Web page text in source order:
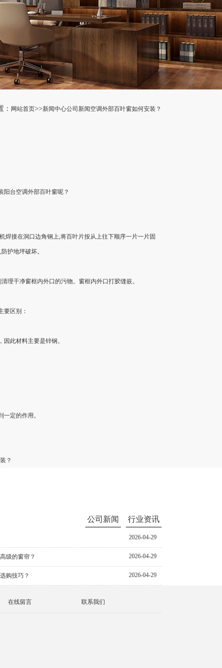
： 网站首页>>新闻中心公司新闻空调外部百叶窗如何安装？
阳台空调外部百叶窗呢？
焊接在洞口边角钢上,将百叶片按从上往下顺序一片一片固
护地坪破坏。
理干净窗框内外口的污物。窗框内外口打胶缝嵌。
要区别：
因此材料主要是锌钢。
一定的作用。
？
公司新闻 行业资讯
2026-04-29
2026-04-29
级的窗帘？
2026-04-29
购技巧？
在线留言 联系我们